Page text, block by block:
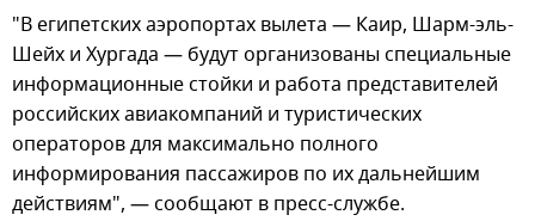
"В египетских аэропортах вылета — Каир, Шарм-эль-
Шейх и Хургада — будут организованы специальные
информационные стойки и работа представителей
российских авиакомпаний и туристических
операторов для максимально полного
информирования пассажиров по их дальнейшим
действиям", — сообщают в пресс-службе.